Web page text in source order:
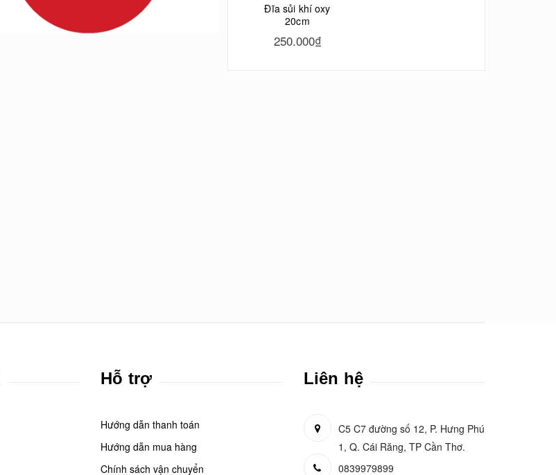
Đĩa sủi khí oxy
20cm
250.000₫
Hỗ trợ
Hướng dẫn thanh toán
Hướng dẫn mua hàng
Chính sách vận chuyển
Liên hệ
C5 C7 đường số 12, P. Hưng Phú
1, Q. Cái Răng, TP Cần Thơ.
0839979899